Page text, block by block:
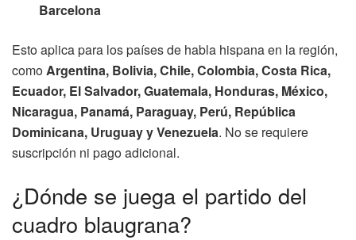
Barcelona
Esto aplica para los países de habla hispana en la región,
comoArgentina, Bolivia, Chile, Colombia, Costa Rica,
Ecuador, El Salvador, Guatemala, Honduras, México,
Nicaragua, Panamá, Paraguay, Perú, República
Dominicana, Uruguay y Venezuela. No se requiere
suscripción ni pago adicional.
¿Dónde se juega el partido del
cuadro blaugrana?